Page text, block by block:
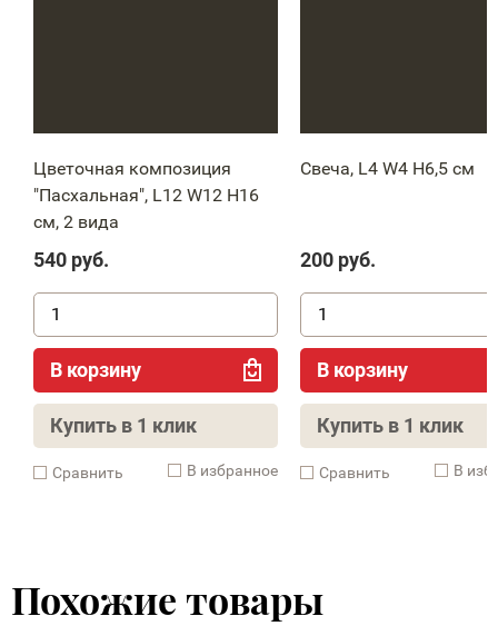
Цветочная композиция
"Пасхальная", L12 W12 H16
см, 2 вида
540 руб.
В корзину
Купить в 1 клик
Cравнить В избранное
Свеча, L4 W4 H6,5 см
200 руб.
В корзину
Купить в 1 клик
Cравнить В
Похожие товары